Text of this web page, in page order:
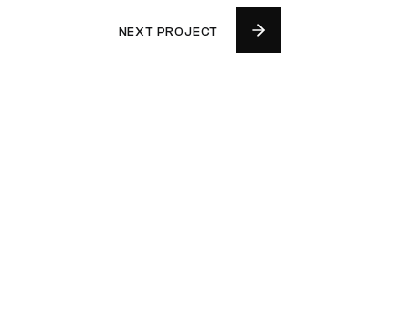
NEXT PROJECT